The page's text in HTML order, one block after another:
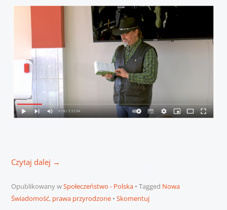
Czytaj dalej →
Opublikowany wSpołeczeństwo - Polska Tagged Nowa
Świadomość, prawa przyrodzone Skomentuj